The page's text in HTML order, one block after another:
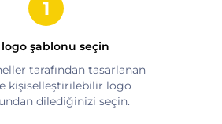
şablonu seçin
tarafından tasarlanan
kişiselleştirilebilir logo
dilediğinizi seçin.